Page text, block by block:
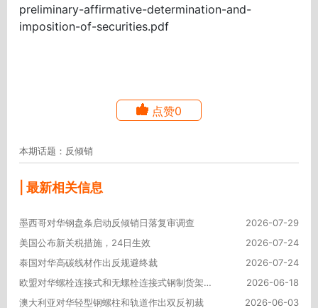
preliminary-affirmative-determination-and-
imposition-of-securities.pdf
点赞0
本期话题：反倾销
| 最新相关信息
墨西哥对华钢盘条启动反倾销日落复审调查
2026-07-29
美国公布新关税措施，24日生效
2026-07-24
泰国对华高碳线材作出反规避终裁
2026-07-24
欧盟对华螺栓连接式和无螺栓连接式钢制货架发起反倾销调查
2026-06-18
澳大利亚对华轻型钢螺柱和轨道作出双反初裁
2026-06-03